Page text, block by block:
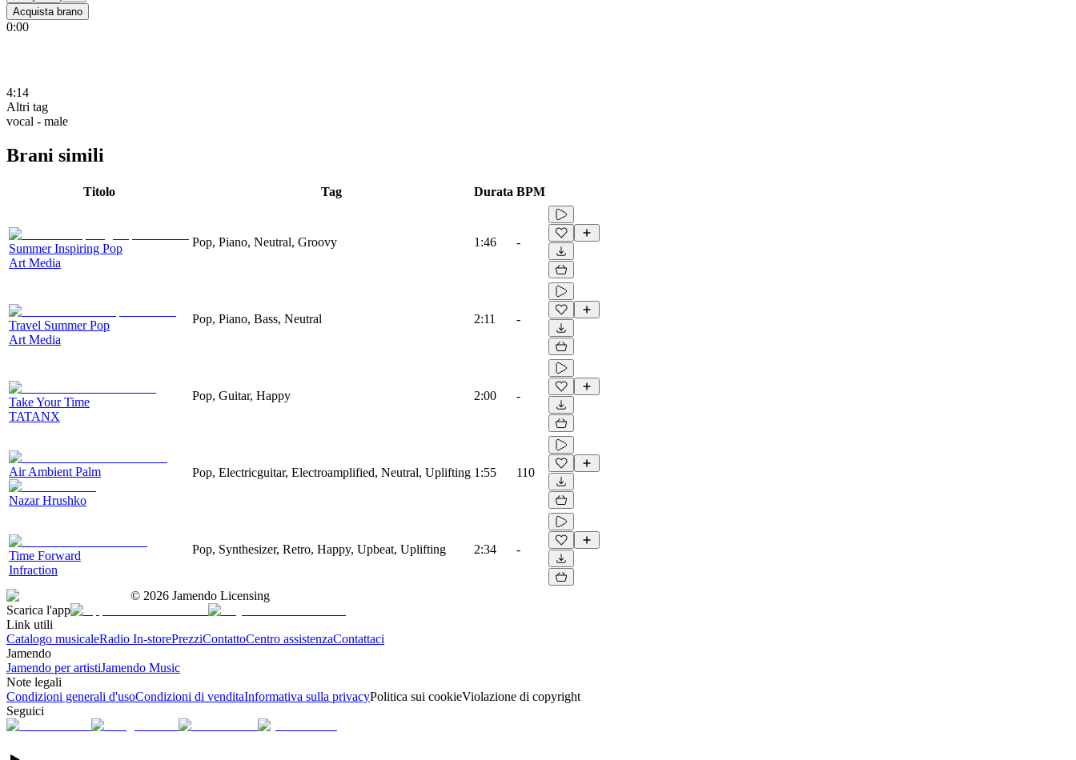
Acquista brano
0:00
4:14
Altri tag
vocal - male
Brani simili
Titolo Tag Durata BPM
Summer Inspiring Pop
Art Media
Pop, Piano, Neutral, Groovy 1:46 -
Travel Summer Pop
Art Media
Pop, Piano, Bass, Neutral 2:11 -
Take Your Time
TATANX
Pop, Guitar, Happy 2:00 -
Air Ambient Palm
Nazar Hrushko
Pop, Electricguitar, Electroamplified, Neutral, Uplifting 1:55 110
Time Forward
Infraction
Pop, Synthesizer, Retro, Happy, Upbeat, Uplifting 2:34 -
© 2026 Jamendo Licensing
Scarica l'app
Link utili
Catalogo musicaleRadio In-storePrezziContattoCentro assistenzaContattaci
Jamendo
Jamendo per artistiJamendo Music
Note legali
Condizioni generali d'usoCondizioni di venditaInformativa sulla privacyPolitica sui cookieViolazione di copyright
Seguici